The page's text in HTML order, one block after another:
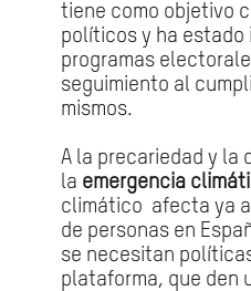
tiene como objetivo
políticos y ha estado
programas
seguimiento al
mismos.
A la precariedad y la
la emergencia
climático afecta ya
de personas en
se necesitan
plataforma, que den